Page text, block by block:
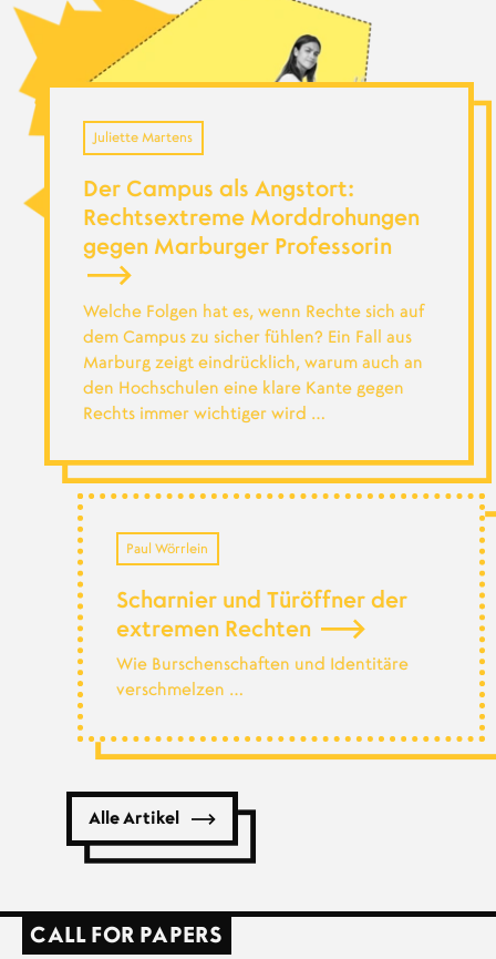
Juliette Martens
Der Campus als Angstort:
Rechtsextreme Morddrohungen
gegen Marburger Professorin
Welche Folgen hat es, wenn Rechte sich auf
dem Campus zu sicher fühlen? Ein Fall aus
Marburg zeigt eindrücklich, warum auch an
den Hochschulen eine klare Kante gegen
Rechts immer wichtiger wird …
Paul Wörrlein
Scharnier und Türöffner der
extremen Rechten
Wie Burschenschaften und Identitäre
verschmelzen …
Alle Artikel
CALL FOR PAPERS